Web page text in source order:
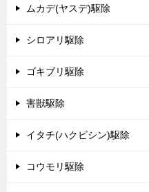
ムカデ(ヤスデ)駆除
シロアリ駆除
ゴキブリ駆除
害獣駆除
イタチ(ハクビシン)駆除
コウモリ駆除